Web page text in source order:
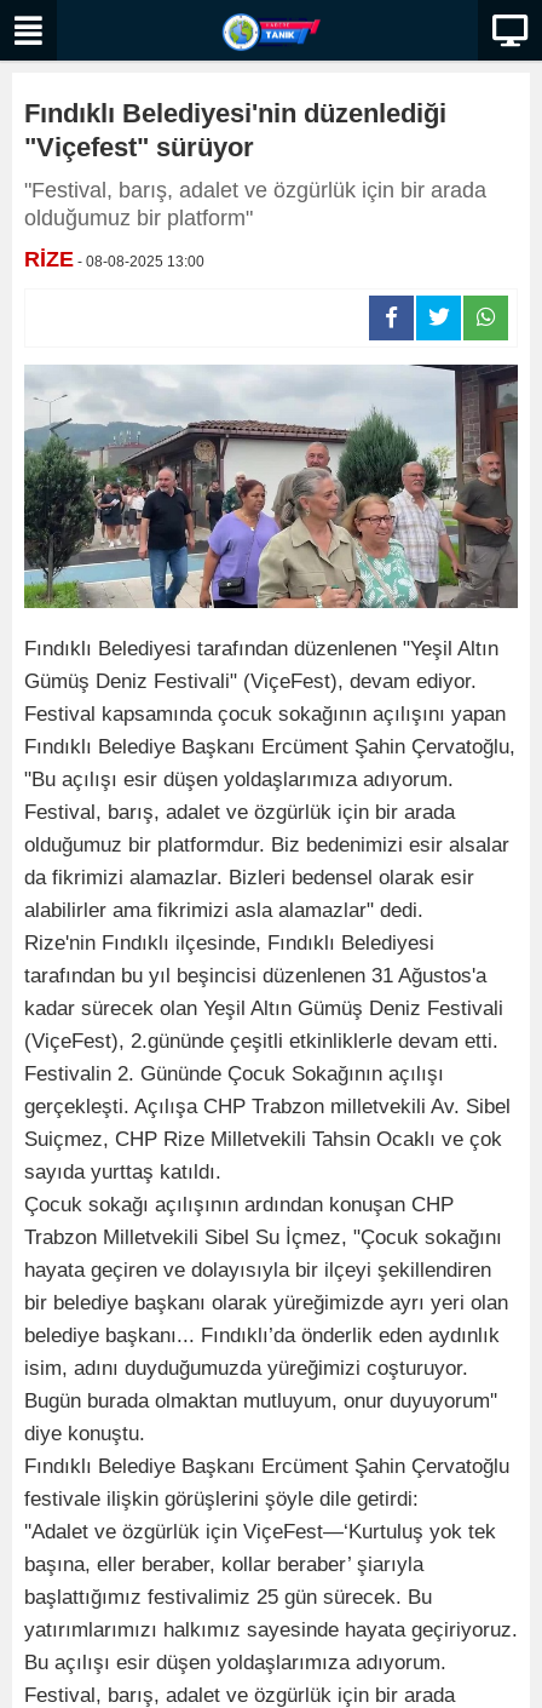
Fındıklı Belediyesi'nin düzenlediği
"Viçefest" sürüyor
"Festival, barış, adalet ve özgürlük için bir arada
olduğumuz bir platform"
RİZE - 08-08-2025 13:00
Fındıklı Belediyesi tarafından düzenlenen "Yeşil Altın
Gümüş Deniz Festivali" (ViçeFest), devam ediyor.
Festival kapsamında çocuk sokağının açılışını yapan
Fındıklı Belediye Başkanı Ercüment Şahin Çervatoğlu,
"Bu açılışı esir düşen yoldaşlarımıza adıyorum.
Festival, barış, adalet ve özgürlük için bir arada
olduğumuz bir platformdur. Biz bedenimizi esir alsalar
da fikrimizi alamazlar. Bizleri bedensel olarak esir
alabilirler ama fikrimizi asla alamazlar" dedi.
Rize'nin Fındıklı ilçesinde, Fındıklı Belediyesi
tarafından bu yıl beşincisi düzenlenen 31 Ağustos'a
kadar sürecek olan Yeşil Altın Gümüş Deniz Festivali
(ViçeFest), 2.gününde çeşitli etkinliklerle devam etti.
Festivalin 2. Gününde Çocuk Sokağının açılışı
gerçekleşti. Açılışa CHP Trabzon milletvekili Av. Sibel
Suiçmez, CHP Rize Milletvekili Tahsin Ocaklı ve çok
sayıda yurttaş katıldı.
Çocuk sokağı açılışının ardından konuşan CHP
Trabzon Milletvekili Sibel Su İçmez, "Çocuk sokağını
hayata geçiren ve dolayısıyla bir ilçeyi şekillendiren
bir belediye başkanı olarak yüreğimizde ayrı yeri olan
belediye başkanı... Fındıklı’da önderlik eden aydınlık
isim, adını duyduğumuzda yüreğimizi coşturuyor.
Bugün burada olmaktan mutluyum, onur duyuyorum''
diye konuştu.
Fındıklı Belediye Başkanı Ercüment Şahin Çervatoğlu
festivale ilişkin görüşlerini şöyle dile getirdi:
''Adalet ve özgürlük için ViçeFest—‘Kurtuluş yok tek
başına, eller beraber, kollar beraber’ şiarıyla
başlattığımız festivalimiz 25 gün sürecek. Bu
yatırımlarımızı halkımız sayesinde hayata geçiriyoruz.
Bu açılışı esir düşen yoldaşlarımıza adıyorum.
Festival, barış, adalet ve özgürlük için bir arada